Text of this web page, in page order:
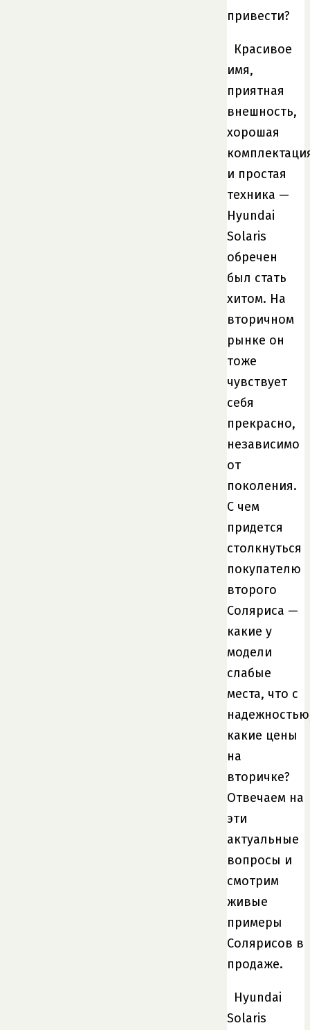
привести?
Красивое
имя,
приятная
внешность,
хорошая
и простая
техника —
Hyundai
Solaris
обречен
был стать
хитом. На
вторичном
рынке он
тоже
чувствует
себя
прекрасно,
независимо
от
поколения.
С чем
придется
столкнуться
покупателю
второго
Соляриса —
какие у
модели
слабые
места, что с
какие цены
на
вторичке?
Отвечаем на
эти
актуальные
вопросы и
смотрим
живые
примеры
Солярисов в
продаже.
Hyundai
Solaris